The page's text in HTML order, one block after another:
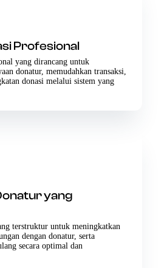
Profesional
yang dirancang untuk
donatur, memudahkan transaksi,
donasi melalui sistem yang
yang
terstruktur untuk meningkatkan
dengan donatur, serta
secara optimal dan